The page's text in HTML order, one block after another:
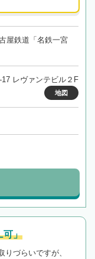
屋鉄道「名鉄一宮
レヴァンテビル２F
地図
可」
づらいですが、